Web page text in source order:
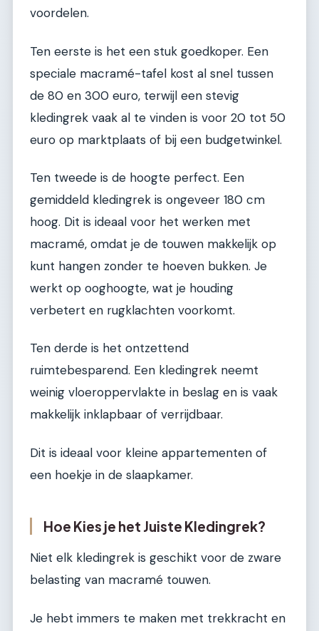
voordelen.
Ten eerste is het een stuk goedkoper. Een
speciale macramé-tafel kost al snel tussen
de 80 en 300 euro, terwijl een stevig
kledingrek vaak al te vinden is voor 20 tot 50
euro op marktplaats of bij een budgetwinkel.
Ten tweede is de hoogte perfect. Een
gemiddeld kledingrek is ongeveer 180 cm
hoog. Dit is ideaal voor het werken met
macramé, omdat je de touwen makkelijk op
kunt hangen zonder te hoeven bukken. Je
werkt op ooghoogte, wat je houding
verbetert en rugklachten voorkomt.
Ten derde is het ontzettend
ruimtebesparend. Een kledingrek neemt
weinig vloeroppervlakte in beslag en is vaak
makkelijk inklapbaar of verrijdbaar.
Dit is ideaal voor kleine appartementen of
een hoekje in de slaapkamer.
Hoe Kies je het Juiste Kledingrek?
Niet elk kledingrek is geschikt voor de zware
belasting van macramé touwen.
Je hebt immers te maken met trekkracht en